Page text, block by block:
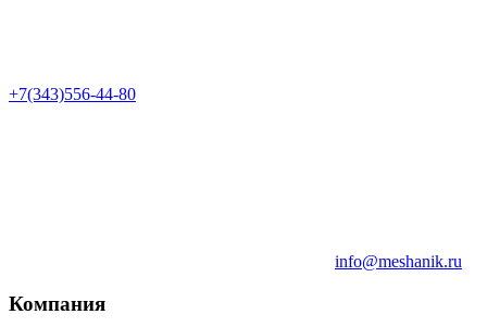
+7(343)556-44-80
info@meshanik.ru
Компания